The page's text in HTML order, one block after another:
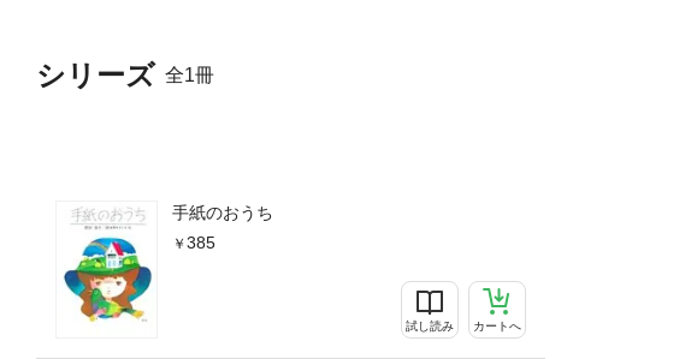
シリーズ 全1冊
手紙のおうち
385
試し読み カートへ